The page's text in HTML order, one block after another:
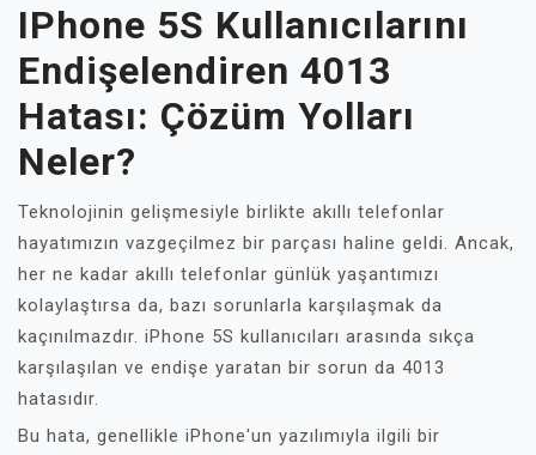
IPhone 5S Kullanıcılarını
Endişelendiren 4013
Hatası: Çözüm Yolları
Neler?
Teknolojinin gelişmesiyle birlikte akıllı telefonlar
hayatımızın vazgeçilmez bir parçası haline geldi. Ancak,
her ne kadar akıllı telefonlar günlük yaşantımızı
kolaylaştırsa da, bazı sorunlarla karşılaşmak da
kaçınılmazdır. iPhone 5S kullanıcıları arasında sıkça
karşılaşılan ve endişe yaratan bir sorun da 4013
hatasıdır.
Bu hata, genellikle iPhone'un yazılımıyla ilgili bir